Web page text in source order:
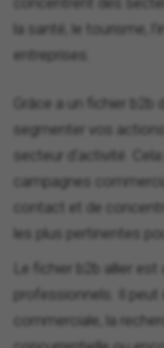
la santé, le tourisme,
entreprises.
Grâce a un fichier b2b
segmenter vos
secteur d'activité.
campagnes
contact et de
les plus pertinentes
Le fichier b2b allier
professionnels. Il peut
commerciale, la